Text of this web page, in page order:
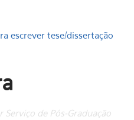
escrever tese/dissertação
de Pós-Graduação